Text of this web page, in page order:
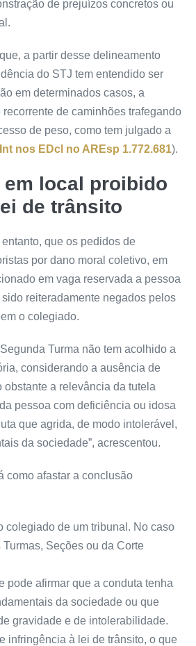
de prejuízos concretos ou
a partir desse delineamento
do STJ tem entendido ser
em determinados casos, a
de caminhões trafegando
de peso, como tem julgado a
nos EDcl no AREsp 1.772.681).
local proibido
de trânsito
que os pedidos de
por dano moral coletivo, em
em vaga reservada a pessoa
reiteradamente negados pelos
o colegiado.
Turma não tem acolhido a
considerando a ausência de
obstante a relevância da tutela
pessoa com deficiência ou idosa
que agrida, de modo intolerável,
da sociedade”, acrescentou.
como afastar a conclusão
colegiado de um tribunal. No caso
Seções ou da Corte
pode afirmar que a conduta tenha
da sociedade ou que
gravidade e de intolerabilidade.
infringência à lei de trânsito, o que